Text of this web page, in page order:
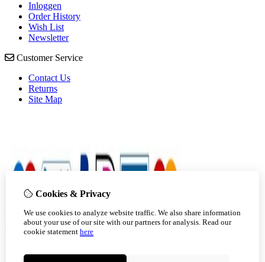
Inloggen
Order History
Wish List
Newsletter
Customer Service
Contact Us
Returns
Site Map
Cookies & Privacy
We use cookies to analyze website traffic. We also share information
about your use of our site with our partners for analysis. Read our
cookie statement here